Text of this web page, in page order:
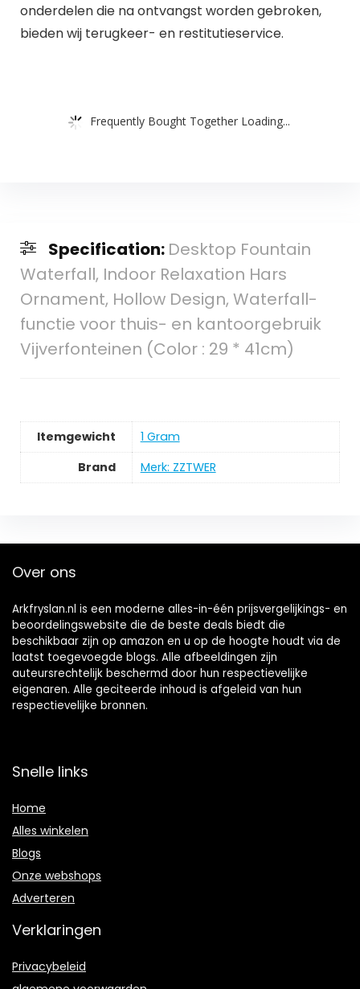
onderdelen die na ontvangst worden gebroken,
bieden wij terugkeer- en restitutieservice.
Frequently Bought Together Loading...
Specification: Desktop Fountain
Waterfall, Indoor Relaxation Hars
Ornament, Hollow Design, Waterfall-
functie voor thuis- en kantoorgebruik
Vijverfonteinen (Color : 29 * 41cm)
Itemgewicht
‎1 Gram
Brand
Merk: ZZTWER
Over ons
Arkfryslan.nl is een moderne alles-in-één prijsvergelijkings- en
beoordelingswebsite die de beste deals biedt die
beschikbaar zijn op amazon en u op de hoogte houdt via de
laatst toegevoegde blogs. Alle afbeeldingen zijn
auteursrechtelijk beschermd door hun respectievelijke
eigenaren. Alle geciteerde inhoud is afgeleid van hun
respectievelijke bronnen.
Snelle links
Home
Alles winkelen
Blogs
Onze webshops
Adverteren
Verklaringen
Privacybeleid